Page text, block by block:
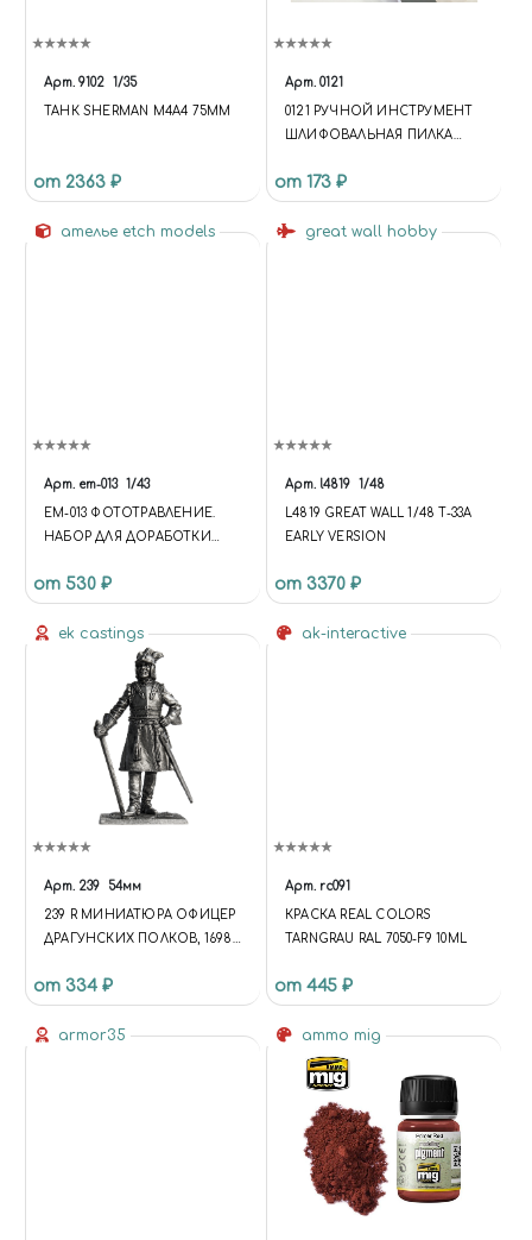
Арт. 9102 1/35
ТАНК SHERMAN M4A4 75MM
от 2363 ₽
Арт. 0121
0121 РУЧНОЙ ИНСТРУМЕНТ
ШЛИФОВАЛЬНАЯ ПИЛКА
от 173 ₽
ателье etch models
Арт. em-013 1/43
EM-013 ФОТОТРАВЛЕНИЕ.
НАБОР ДЛЯ ДОРАБОТКИ
от 530 ₽
great wall hobby
Арт. l4819 1/48
L4819 GREAT WALL 1/48 T-33A
EARLY VERSION
от 3370 ₽
ek castings
Арт. 239 54мм
239 R МИНИАТЮРА ОФИЦЕР
ДРАГУНСКИХ ПОЛКОВ, 1698-
от 334 ₽
ak-interactive
Арт. rc091
КРАСКА REAL COLORS
TARNGRAU RAL 7050-F9 10ML
от 445 ₽
armor35 ammo mig